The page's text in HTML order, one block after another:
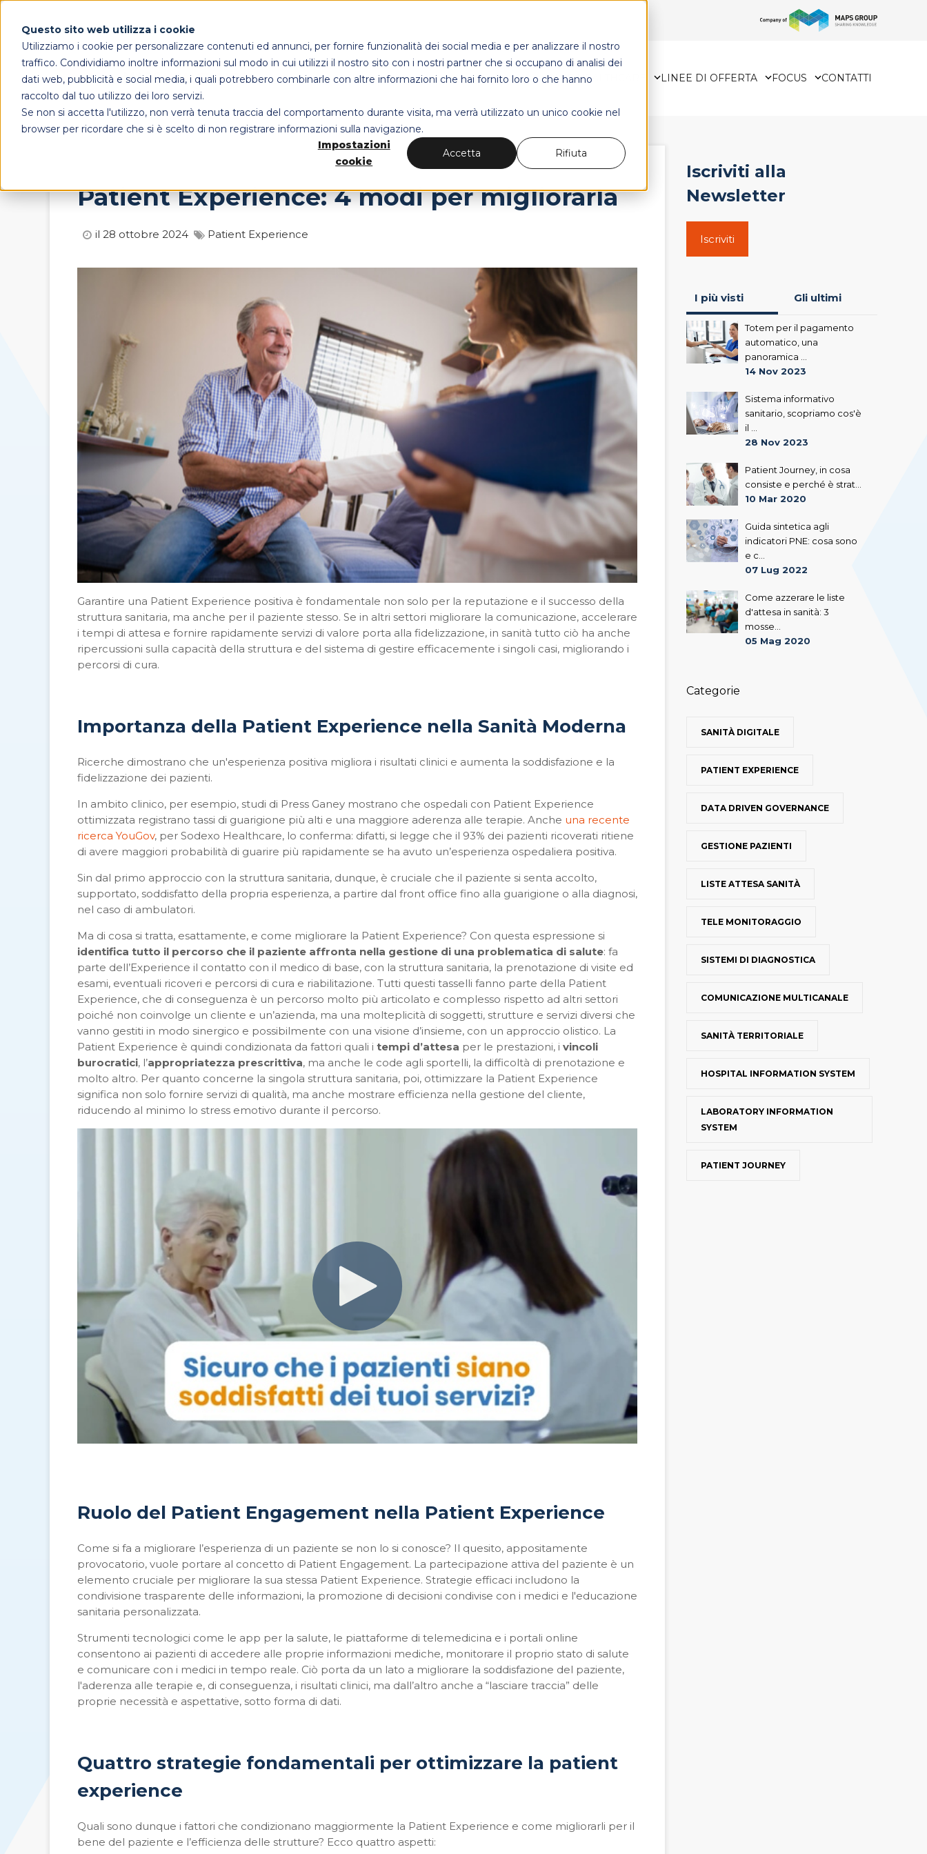
Questo sito web utilizza i cookie
Utilizziamo i cookie per personalizzare contenuti ed annunci, per fornire funzionalità dei social media e per analizzare il nostro
traffico. Condividiamo inoltre informazioni sul modo in cui utilizzi il nostro sito con i nostri partner che si occupano di analisi dei
dati web, pubblicità e social media, i quali potrebbero combinarle con altre informazioni che hai fornito loro o che hanno
raccolto dal tuo utilizzo dei loro servizi.
Se non si accetta l'utilizzo, non verrà tenuta traccia del comportamento durante visita, ma verrà utilizzato un unico cookie nel
browser per ricordare che si è scelto di non registrare informazioni sulla navigazione.
Impostazioni
cookie
Accetta Rifiuta
MAPS HEALTHCARE LINEE DI OFFERTA FOCUS CONTATTI
Patient Experience: 4 modi per migliorarla
il 28 ottobre 2024 Patient Experience
Garantire una Patient Experience positiva è fondamentale non solo per la reputazione e il successo della
struttura sanitaria, ma anche per il paziente stesso. Se in altri settori migliorare la comunicazione, accelerare
i tempi di attesa e fornire rapidamente servizi di valore porta alla fidelizzazione, in sanità tutto ciò ha anche
ripercussioni sulla capacità della struttura e del sistema di gestire efficacemente i singoli casi, migliorando i
percorsi di cura.
Importanza della Patient Experience nella Sanità Moderna
Ricerche dimostrano che un'esperienza positiva migliora i risultati clinici e aumenta la soddisfazione e la
fidelizzazione dei pazienti.
In ambito clinico, per esempio, studi di Press Ganey mostrano che ospedali con Patient Experience
ottimizzata registrano tassi di guarigione più alti e una maggiore aderenza alle terapie. Anche una recente
ricerca YouGov, per Sodexo Healthcare, lo conferma: difatti, si legge che il 93% dei pazienti ricoverati ritiene
di avere maggiori probabilità di guarire più rapidamente se ha avuto un’esperienza ospedaliera positiva.
Sin dal primo approccio con la struttura sanitaria, dunque, è cruciale che il paziente si senta accolto,
supportato, soddisfatto della propria esperienza, a partire dal front office fino alla guarigione o alla diagnosi,
nel caso di ambulatori.
Ma di cosa si tratta, esattamente, e come migliorare la Patient Experience? Con questa espressione si
identifica tutto il percorso che il paziente affronta nella gestione di una problematica di salute: fa
parte dell’Experience il contatto con il medico di base, con la struttura sanitaria, la prenotazione di visite ed
esami, eventuali ricoveri e percorsi di cura e riabilitazione. Tutti questi tasselli fanno parte della Patient
Experience, che di conseguenza è un percorso molto più articolato e complesso rispetto ad altri settori
poiché non coinvolge un cliente e un’azienda, ma una molteplicità di soggetti, strutture e servizi diversi che
vanno gestiti in modo sinergico e possibilmente con una visione d’insieme, con un approccio olistico. La
Patient Experience è quindi condizionata da fattori quali i tempi d’attesa per le prestazioni, i vincoli
burocratici, l’appropriatezza prescrittiva, ma anche le code agli sportelli, la difficoltà di prenotazione e
molto altro. Per quanto concerne la singola struttura sanitaria, poi, ottimizzare la Patient Experience
significa non solo fornire servizi di qualità, ma anche mostrare efficienza nella gestione del cliente,
riducendo al minimo lo stress emotivo durante il percorso.
Ruolo del Patient Engagement nella Patient Experience
Come si fa a migliorare l’esperienza di un paziente se non lo si conosce? Il quesito, appositamente
provocatorio, vuole portare al concetto di Patient Engagement. La partecipazione attiva del paziente è un
elemento cruciale per migliorare la sua stessa Patient Experience. Strategie efficaci includono la
condivisione trasparente delle informazioni, la promozione di decisioni condivise con i medici e l'educazione
sanitaria personalizzata.
Strumenti tecnologici come le app per la salute, le piattaforme di telemedicina e i portali online
consentono ai pazienti di accedere alle proprie informazioni mediche, monitorare il proprio stato di salute
e comunicare con i medici in tempo reale. Ciò porta da un lato a migliorare la soddisfazione del paziente,
l'aderenza alle terapie e, di conseguenza, i risultati clinici, ma dall’altro anche a “lasciare traccia” delle
proprie necessità e aspettative, sotto forma di dati.
Quattro strategie fondamentali per ottimizzare la patient
experience
Quali sono dunque i fattori che condizionano maggiormente la Patient Experience e come migliorarli per il
bene del paziente e l’efficienza delle strutture? Ecco quattro aspetti:
Iscriviti alla
Newsletter
Iscriviti
I più visti Gli ultimi
Totem per il pagamento
automatico, una
panoramica ...
14 Nov 2023
Sistema informativo
sanitario, scopriamo cos'è
il ...
28 Nov 2023
Patient Journey, in cosa
consiste e perché è strat...
10 Mar 2020
Guida sintetica agli
indicatori PNE: cosa sono
e c...
07 Lug 2022
Come azzerare le liste
d'attesa in sanità: 3
mosse...
05 Mag 2020
Categorie
SANITÀ DIGITALE
PATIENT EXPERIENCE
DATA DRIVEN GOVERNANCE
GESTIONE PAZIENTI
LISTE ATTESA SANITÀ
TELE MONITORAGGIO
SISTEMI DI DIAGNOSTICA
COMUNICAZIONE MULTICANALE
SANITÀ TERRITORIALE
HOSPITAL INFORMATION SYSTEM
LABORATORY INFORMATION
SYSTEM
PATIENT JOURNEY